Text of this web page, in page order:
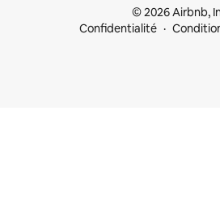
© 2026 Airbnb,
Confidentialité